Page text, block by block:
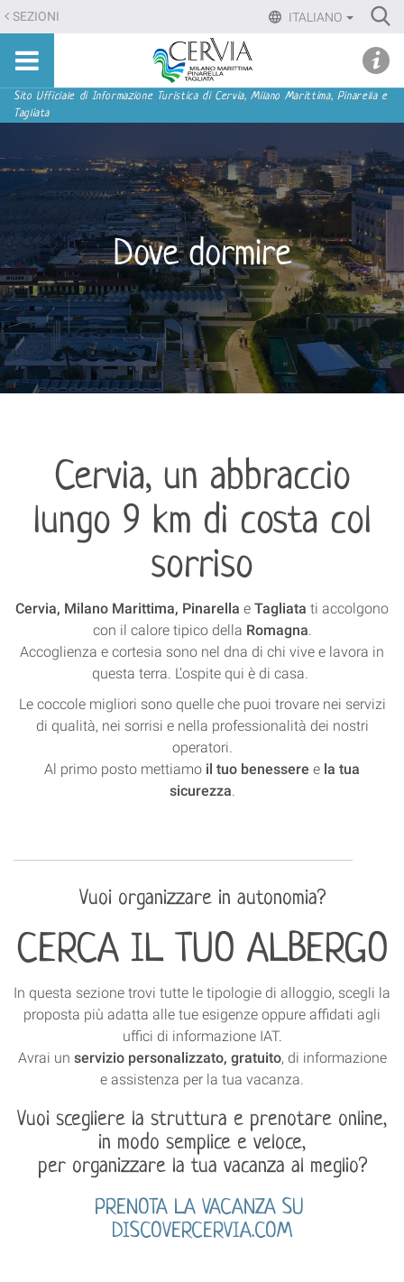
Salta
ai
contenuti.
Salta
alla
ITALIANO
SEZIONI
Sito
turistico
ufficiale
Milano
Marittima,
Pinarella,
Tagliata
Sezioni
Sito Ufficiale di Informazione Turistica di Cervia, Milano Marittima, Pinarella e
Tagliata
Dove dormire
Cervia, un abbraccio
lungo 9 km di costa col
sorriso
Cervia, Milano Marittima, Pinarella e Tagliata ti accolgono
con il calore tipico della Romagna.
Accoglienza e cortesia sono nel dna di chi vive e lavora in
questa terra. L'ospite qui è di casa.
Le coccole migliori sono quelle che puoi trovare nei servizi
di qualità, nei sorrisi e nella professionalità dei nostri
operatori.
Al primo posto mettiamo il tuo benessere e la tua
sicurezza.
Vuoi organizzare in autonomia?
CERCA IL TUO ALBERGO
In questa sezione trovi tutte le tipologie di alloggio, scegli la
proposta più adatta alle tue esigenze oppure affidati agli
uffici di informazione IAT.
Avrai un servizio personalizzato, gratuito, di informazione
e assistenza per la tua vacanza.
Vuoi scegliere la struttura e prenotare online,
in modo semplice e veloce,
per organizzare la tua vacanza al meglio?
PRENOTA LA VACANZA SU
DISCOVERCERVIA.COM
menu